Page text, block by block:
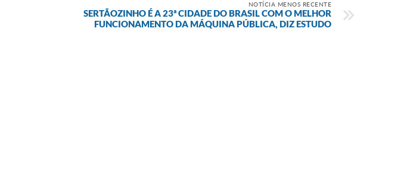
NOTÍCIA MENOS RECENTE
SERTÃOZINHO É A 23ª CIDADE DO BRASIL COM O MELHOR
FUNCIONAMENTO DA MÁQUINA PÚBLICA, DIZ ESTUDO